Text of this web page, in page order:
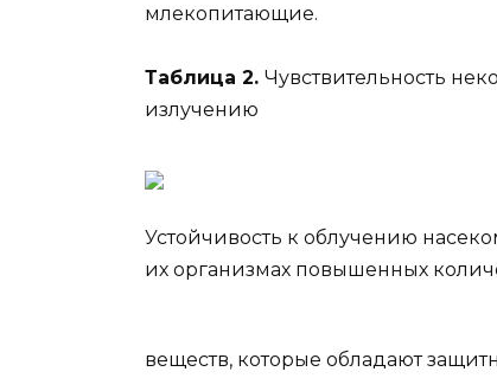
млекопитающие.
Таблица 2. Чувствительность
излучению
Устойчивость к облучению
их организмах повышенных
веществ, которые обладают